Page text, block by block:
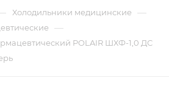
Холодильники медицинские —
—
POLAIR ШХФ-1,0 ДС